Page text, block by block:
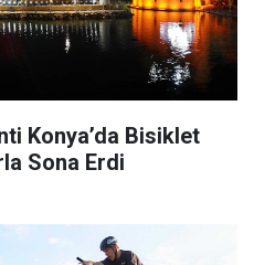
Konya’da Bisiklet
Sona Erdi